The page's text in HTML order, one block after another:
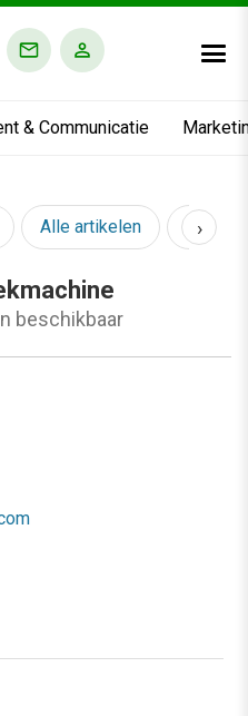
& Communicatie
Alle artikelen AI &
›
beschikbaar